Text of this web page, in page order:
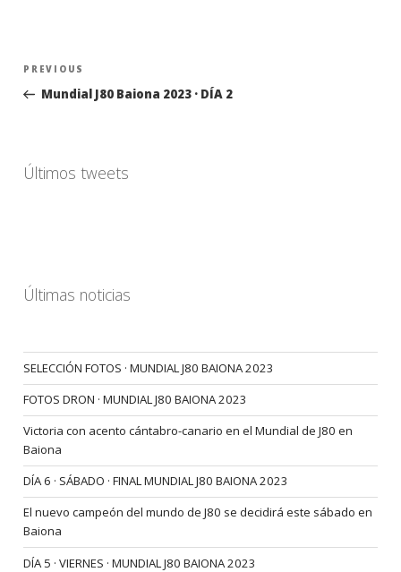
Navegación
entradas
Previous
Post
PREVIOUS
Mundial J80 Baiona 2023 · DÍA 2
Últimos tweets
Últimas noticias
SELECCIÓN FOTOS · MUNDIAL J80 BAIONA 2023
FOTOS DRON · MUNDIAL J80 BAIONA 2023
Victoria con acento cántabro-canario en el Mundial de J80 en
Baiona
DÍA 6 · SÁBADO · FINAL MUNDIAL J80 BAIONA 2023
El nuevo campeón del mundo de J80 se decidirá este sábado en
Baiona
DÍA 5 · VIERNES · MUNDIAL J80 BAIONA 2023